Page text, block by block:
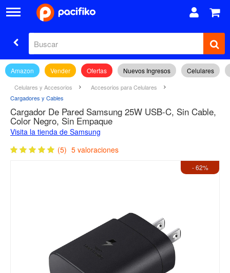
Amazon Vender Ofertas Nuevos Ingresos Celulares
Celulares y Accesorios
Accesorios para Celulares
Cargadores y Cables
Cargador De Pared Samsung 25W USB-C, Sin Cable,
Color Negro, Sin Empaque
Visita la tienda de Samsung
(5) 5 valoraciones
- 62%